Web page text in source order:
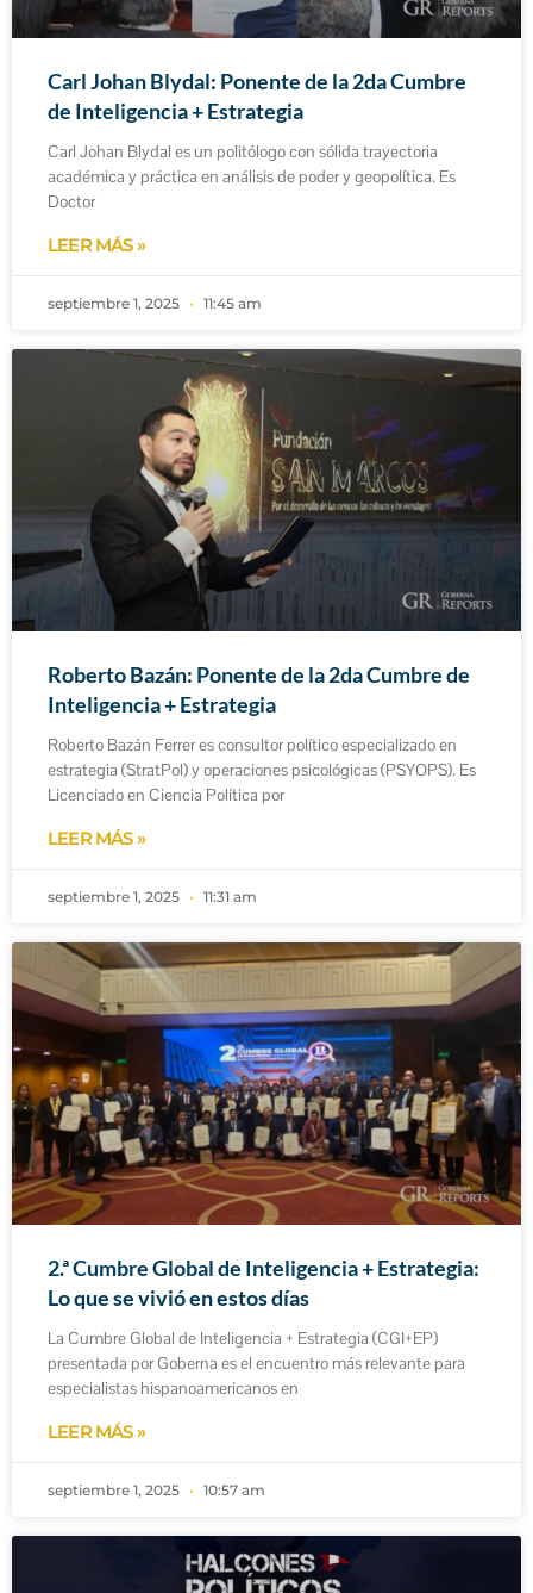
Carl Johan Blydal: Ponente de la 2da Cumbre
de Inteligencia + Estrategia
Carl Johan Blydal es un politólogo con sólida trayectoria
académica y práctica en análisis de poder y geopolítica. Es
Doctor
LEER MÁS »
septiembre 1, 2025 11:45 am
Roberto Bazán: Ponente de la 2da Cumbre de
Inteligencia + Estrategia
Roberto Bazán Ferrer es consultor político especializado en
estrategia (StratPol) y operaciones psicológicas (PSYOPS). Es
Licenciado en Ciencia Política por
LEER MÁS »
septiembre 1, 2025 11:31 am
2.ª Cumbre Global de Inteligencia + Estrategia:
Lo que se vivió en estos días
La Cumbre Global de Inteligencia + Estrategia (CGI+EP)
presentada por Goberna es el encuentro más relevante para
especialistas hispanoamericanos en
LEER MÁS »
septiembre 1, 2025 10:57 am